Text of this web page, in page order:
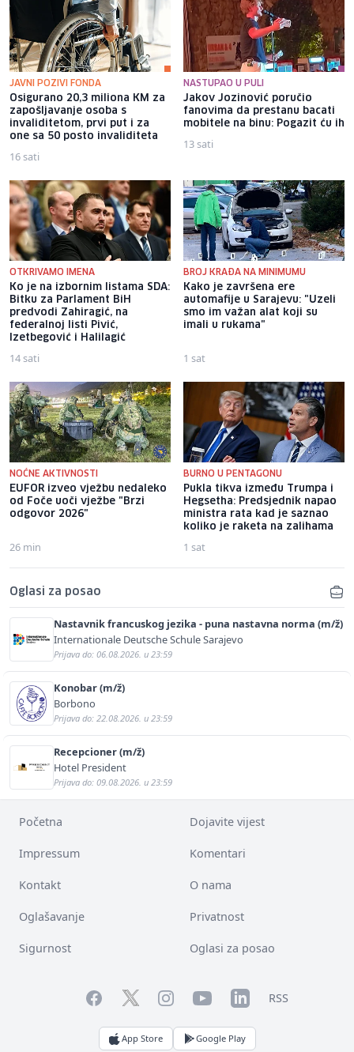
JAVNI POZIVI FONDA
Osigurano 20,3 miliona KM za
zapošljavanje osoba s
invaliditetom, prvi put i za
one sa 50 posto invaliditeta
16 sati
NASTUPAO U PULI
Jakov Jozinović poručio
fanovima da prestanu bacati
mobitele na binu: Pogazit ću ih
13 sati
OTKRIVAMO IMENA
Ko je na izbornim listama SDA:
Bitku za Parlament BiH
predvodi Zahiragić, na
federalnoj listi Pivić,
Izetbegović i Halilagić
14 sati
BROJ KRAĐA NA MINIMUMU
Kako je završena ere
automafije u Sarajevu: "Uzeli
smo im važan alat koji su
imali u rukama"
1 sat
NOĆNE AKTIVNOSTI
EUFOR izveo vježbu nedaleko
od Foče uoči vježbe "Brzi
odgovor 2026"
26 min
BURNO U PENTAGONU
Pukla tikva između Trumpa i
Hegsetha: Predsjednik napao
ministra rata kad je saznao
koliko je raketa na zalihama
1 sat
Oglasi za posao
Nastavnik francuskog jezika - puna nastavna norma (m/ž)
Internationale Deutsche Schule Sarajevo
Prijava do: 06.08.2026. u 23:59
Konobar (m/ž)
Borbono
Prijava do: 22.08.2026. u 23:59
Recepcioner (m/ž)
Hotel President
Prijava do: 09.08.2026. u 23:59
Početna Dojavite vijest
Impressum Komentari
Kontakt O nama
Oglašavanje Privatnost
Sigurnost Oglasi za posao
FacebookTwitterInstagramYouTubeLinkedInRSS
App Store Google Play